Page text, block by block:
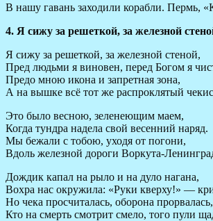
В нашу гавань заходили корабли. Пермь,
4. Я сижу за решеткой, за железной
Я сижу за решеткой, за железной стеной,
Пред людьми я виновен, перед Богом я
Предо мною икона и запретная зона,
А на вышке всё тот же распроклятый
Это было весною, зеленеющим маем,
Когда тундра надела свой весенний наряд.
Мы бежали с тобою, уходя от погони,
Вдоль железной дороги Воркута-
Дождик капал на рыло и на дуло нагана,
Вохра нас окружила: «Руки кверху!» —
Но чека просчиталась, оборона прорвалась,
Кто на смерть смотрит смело, того пули